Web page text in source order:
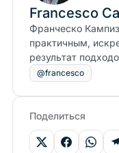
Francesco
Франческо
практичным,
результат
@francesco
Поделиться